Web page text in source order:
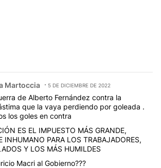
Martoccia 5 DE DICIEMBRE DE 2022
de Alberto Fernández contra la
que la vaya perdiendo por goleada .
los goles en contra
ES EL IMPUESTO MÁS GRANDE,
INHUMANO PARA LOS TRABAJADORES,
Y LOS MÁS HUMILDES
Macri al Gobierno???